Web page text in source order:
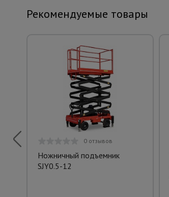
Рекомендуемые товары
0 отзывов
Ножничный подъемник
SJY0.5-12